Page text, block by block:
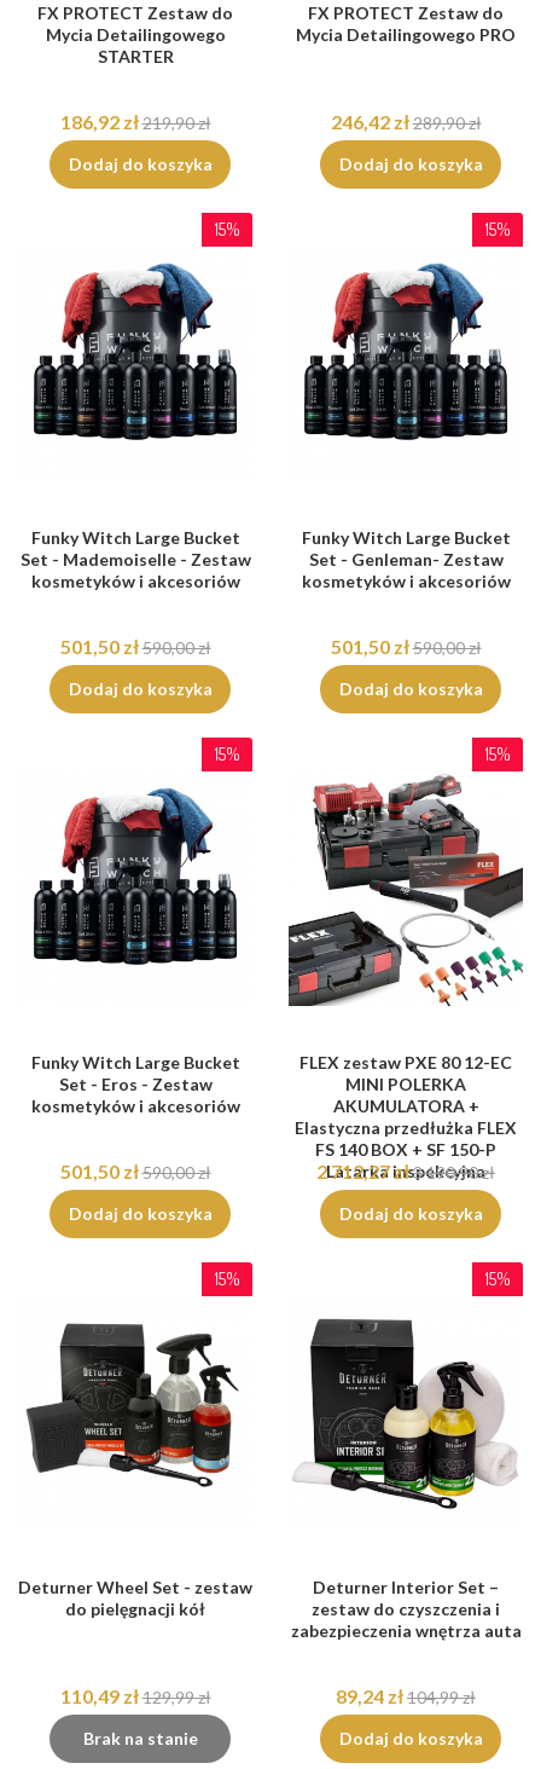
FX PROTECT Zestaw do
Mycia Detailingowego
STARTER
186,92 zł219,90 zł
Dodaj do koszyka
FX PROTECT Zestaw do
Mycia Detailingowego PRO
246,42 zł289,90 zł
Dodaj do koszyka
15%
Funky Witch Large Bucket
Set - Mademoiselle - Zestaw
kosmetyków i akcesoriów
501,50 zł590,00 zł
Dodaj do koszyka
15%
Funky Witch Large Bucket
Set - Genleman- Zestaw
kosmetyków i akcesoriów
501,50 zł590,00 zł
Dodaj do koszyka
15%
Funky Witch Large Bucket
Set - Eros - Zestaw
kosmetyków i akcesoriów
501,50 zł590,00 zł
Dodaj do koszyka
15%
FLEX zestaw PXE 80 12-EC
MINI POLERKA
AKUMULATORA +
Elastyczna przedłużka FLEX
FS 140 BOX + SF 150-P
Latarka inspekcyjna
2 712,27 zł3 190,90 zł
Dodaj do koszyka
15%
Deturner Wheel Set - zestaw
do pielęgnacji kół
110,49 zł129,99 zł
Brak na stanie
15%
Deturner Interior Set –
zestaw do czyszczenia i
zabezpieczenia wnętrza auta
89,24 zł104,99 zł
Dodaj do koszyka